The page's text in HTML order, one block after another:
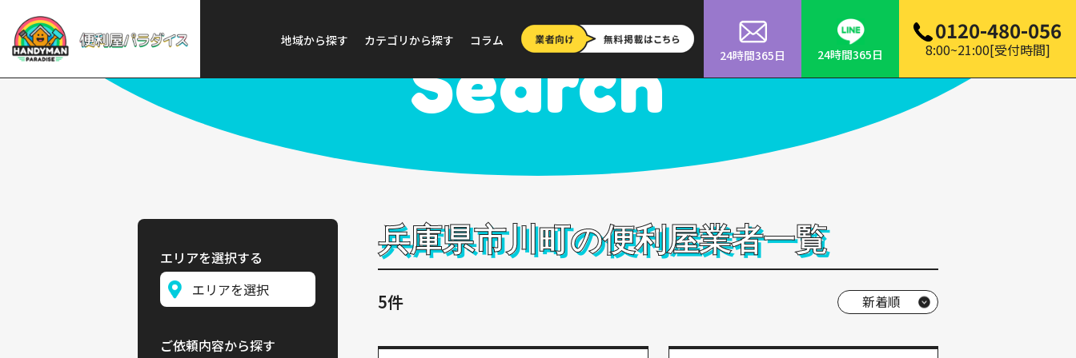
地域から探す カテゴリから探す
コラム
24時間365日
24時間365日
0120-480-056
8:00~21:00[受付時間]
Search
兵庫県市川町の便利屋業者一覧
5件
エリアを選択する
ご依頼内容から探す